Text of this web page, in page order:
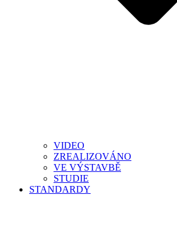
VIDEO
ZREALIZOVÁNO
VE VÝSTAVBĚ
STUDIE
STANDARDY